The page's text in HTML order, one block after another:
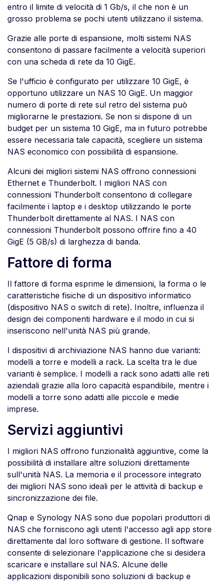
entro il limite di velocità di 1 Gb/s, il che non è un
grosso problema se pochi utenti utilizzano il sistema.
Grazie alle porte di espansione, molti sistemi NAS
consentono di passare facilmente a velocità superiori
con una scheda di rete da 10 GigE.
Se l'ufficio è configurato per utilizzare 10 GigE, è
opportuno utilizzare un NAS 10 GigE. Un maggior
numero di porte di rete sul retro del sistema può
migliorarne le prestazioni. Se non si dispone di un
budget per un sistema 10 GigE, ma in futuro potrebbe
essere necessaria tale capacità, scegliere un sistema
NAS economico con possibilità di espansione.
Alcuni dei migliori sistemi NAS offrono connessioni
Ethernet e Thunderbolt. I migliori NAS con
connessioni Thunderbolt consentono di collegare
facilmente i laptop e i desktop utilizzando le porte
Thunderbolt direttamente al NAS. I NAS con
connessioni Thunderbolt possono offrire fino a 40
GigE (5 GB/s) di larghezza di banda.
Fattore di forma
Il fattore di forma esprime le dimensioni, la forma o le
caratteristiche fisiche di un dispositivo informatico
(dispositivo NAS o switch di rete). Inoltre, influenza il
design dei componenti hardware e il modo in cui si
inseriscono nell'unità NAS più grande.
I dispositivi di archiviazione NAS hanno due varianti:
modelli a torre e modelli a rack. La scelta tra le due
varianti è semplice. I modelli a rack sono adatti alle reti
aziendali grazie alla loro capacità espandibile, mentre i
modelli a torre sono adatti alle piccole e medie
imprese.
Servizi aggiuntivi
I migliori NAS offrono funzionalità aggiuntive, come la
possibilità di installare altre soluzioni direttamente
sull'unità NAS. La memoria e il processore integrato
dei migliori NAS sono ideali per le attività di backup e
sincronizzazione dei file.
Qnap e Synology NAS sono due popolari produttori di
NAS che forniscono agli utenti l'accesso agli app store
direttamente dal loro software di gestione. Il software
consente di selezionare l'applicazione che si desidera
scaricare e installare sul NAS. Alcune delle
applicazioni disponibili sono soluzioni di backup e